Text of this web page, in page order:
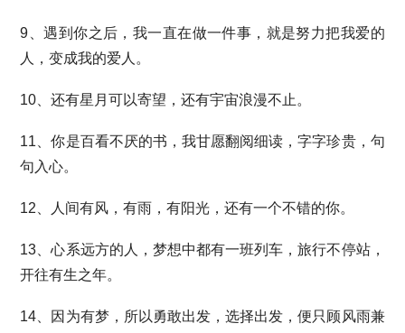
9、遇到你之后，我一直在做一件事，就是努力把我爱的
人，变成我的爱人。
10、还有星月可以寄望，还有宇宙浪漫不止。
11、你是百看不厌的书，我甘愿翻阅细读，字字珍贵，句
句入心。
12、人间有风，有雨，有阳光，还有一个不错的你。
13、心系远方的人，梦想中都有一班列车，旅行不停站，
开往有生之年。
14、因为有梦，所以勇敢出发，选择出发，便只顾风雨兼